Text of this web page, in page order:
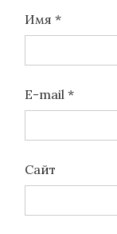
Имя *
E-mail *
Сайт